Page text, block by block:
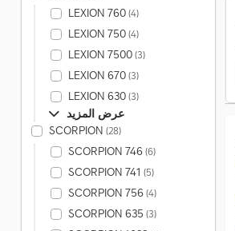
LEXION 760(4)
LEXION 750(4)
LEXION 7500(3)
LEXION 670(3)
LEXION 630(3)
عرض المزيد
SCORPION (28)
SCORPION 746(6)
SCORPION 741 (5)
SCORPION 756(4)
SCORPION 635 (3)